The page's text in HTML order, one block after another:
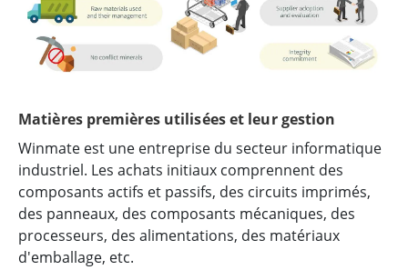
Matières premières utilisées et leur gestion
Winmate est une entreprise du secteur informatique
industriel. Les achats initiaux comprennent des
composants actifs et passifs, des circuits imprimés,
des panneaux, des composants mécaniques, des
processeurs, des alimentations, des matériaux
d'emballage, etc.